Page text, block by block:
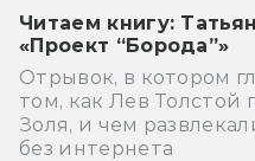
Читаем книгу:
«Проект “Борода”»
Отрывок, в котором
том, как Лев Толстой
Золя, и чем
без интернета